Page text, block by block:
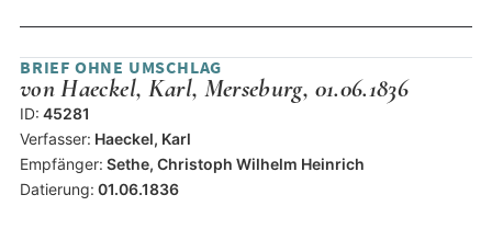
BRIEF OHNE UMSCHLAG
von Haeckel, Karl, Merseburg, 01.06.1836
ID: 45281
Verfasser: Haeckel, Karl
Empfänger: Sethe, Christoph Wilhelm Heinrich
Datierung: 01.06.1836